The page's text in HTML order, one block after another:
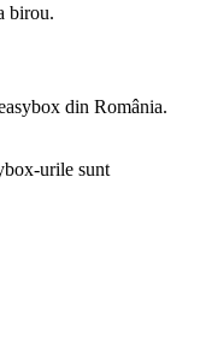
birou.
din România.
urile sunt